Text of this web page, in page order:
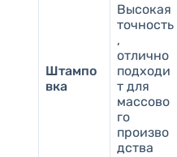
Штампо
вка
Высокая
точность
,
отлично
подходи
т для
массово
го
произво
дства